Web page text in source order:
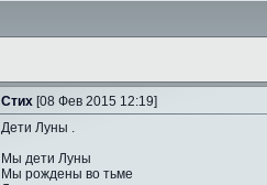
Стих [08 Фев 2015 12:19]
Дети Луны .
Мы дети Луны
Мы рождены во тьме